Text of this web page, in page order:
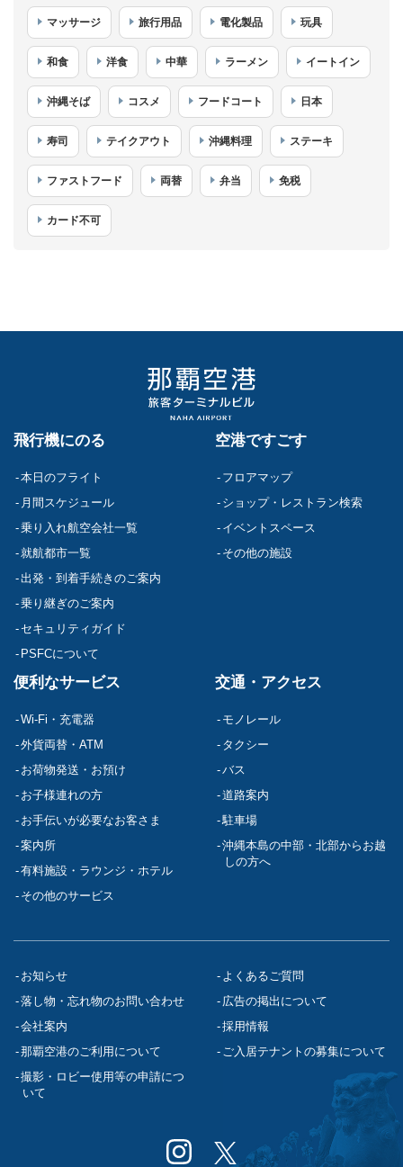
マッサージ 旅行用品 電化製品 玩具
和食 洋食 中華 ラーメン イートイン
沖縄そば コスメ フードコート 日本
寿司 テイクアウト 沖縄料理 ステーキ
ファストフード 両替 弁当 免税
カード不可
お知らせ
よくあるご質問
落し物・忘れ物のお問い合わせ
広告の掲出について
会社案内
採用情報
那覇空港のご利用について
ご入居テナントの募集について
撮影・ロビー使用等の申請につ
いて
飛行機にのる
本日のフライト
月間スケジュール
乗り入れ航空会社一覧
就航都市一覧
出発・到着手続きのご案内
乗り継ぎのご案内
セキュリティガイド
PSFCについて
空港ですごす
フロアマップ
ショップ・レストラン検索
イベントスペース
その他の施設
便利なサービス
Wi-Fi・充電器
外貨両替・ATM
お荷物発送・お預け
お子様連れの方
お手伝いが必要なお客さま
案内所
有料施設・ラウンジ・ホテル
その他のサービス
交通・アクセス
モノレール
タクシー
バス
道路案内
駐車場
沖縄本島の中部・北部からお越
しの方へ